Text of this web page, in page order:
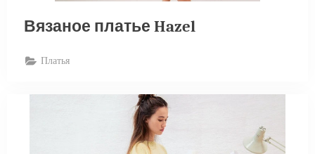
Вязаное платье Hazel
Платья